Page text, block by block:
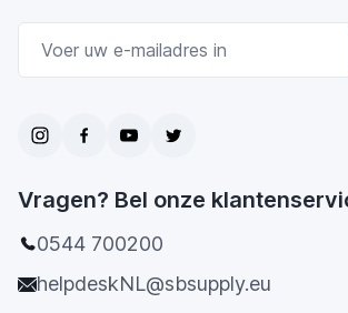
Vragen? Bel onze
0544 700200
helpdeskNL@sbsupply.eu